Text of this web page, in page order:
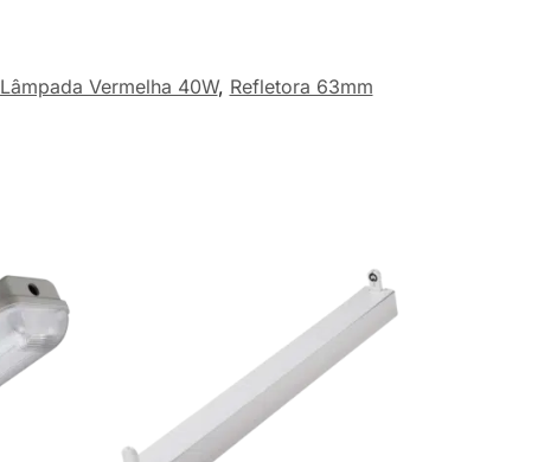
Lâmpada Vermelha 40W, Refletora 63mm